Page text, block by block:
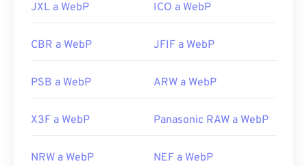
JXL a WebP ICO a WebP
CBR a WebP JFIF a WebP
PSB a WebP ARW a WebP
X3F a WebP Panasonic RAW a WebP
NRW a WebP NEF a WebP